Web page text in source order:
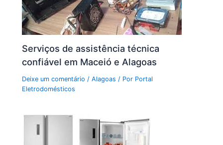
Serviços de assistência técnica
confiável em Maceió e Alagoas
Deixe um comentário /Alagoas / Por Portal
Eletrodomésticos